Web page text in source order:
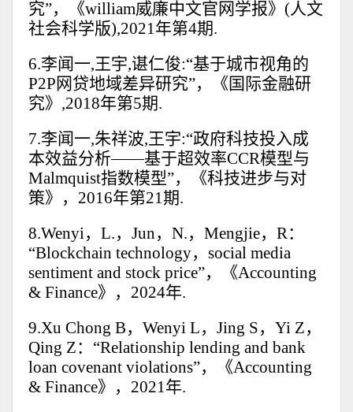
究”，《william威廉中文官网学报》(人文
社会科学版),2021年第4期.
6.李闻一,王宇,谌仁俊:“基于城市视角的
P2P网贷地域差异研究”，《国际金融研
究》,2018年第5期.
7.李闻一,朱祥波,王宇:“政府科技投入成
本效益分析——基于超效率CCR模型与
Malmquist指数模型”，《科技进步与对
策》，2016年第21期.
8.Wenyi，L.，Jun，N.，Mengjie，R：
“Blockchain technology，social media
sentiment and stock price”，《Accounting
& Finance》，2024年.
9.Xu Chong B，Wenyi L，Jing S，Yi Z，
Qing Z：“Relationship lending and bank
loan covenant violations”，《Accounting
& Finance》，2021年.